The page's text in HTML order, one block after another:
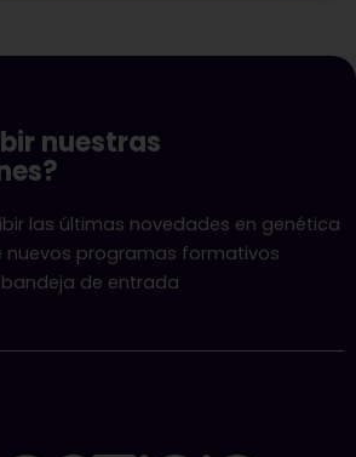
nuestras
las últimas novedades en genética
nuevos programas formativos
de entrada